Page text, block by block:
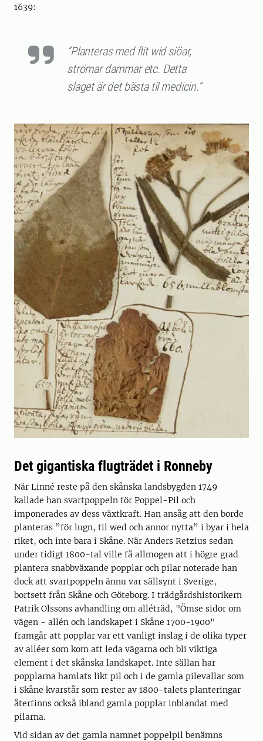
1639:
”Planteras med flit wid siöar,
strömar dammar etc. Detta
slaget är det bästa til medicin.”
Det gigantiska flugträdet i Ronneby
När Linné reste på den skånska landsbygden 1749
kallade han svartpoppeln för Poppel-Pil och
imponerades av dess växtkraft. Han ansåg att den borde
planteras ”för lugn, til wed och annor nytta” i byar i hela
riket, och inte bara i Skåne. När Anders Retzius sedan
under tidigt 1800-tal ville få allmogen att i högre grad
plantera snabbväxande popplar och pilar noterade han
dock att svartpoppeln ännu var sällsynt i Sverige,
bortsett från Skåne och Göteborg. I trädgårdshistorikern
Patrik Olssons avhandling om alléträd, "Ömse sidor om
vägen - allén och landskapet i Skåne 1700-1900"
framgår att popplar var ett vanligt inslag i de olika typer
av alléer som kom att leda vägarna och bli viktiga
element i det skånska landskapet. Inte sällan har
popplarna hamlats likt pil och i de gamla pilevallar som
i Skåne kvarstår som rester av 1800-talets planteringar
återfinns också ibland gamla popplar inblandat med
pilarna.
Vid sidan av det gamla namnet poppelpil benämns